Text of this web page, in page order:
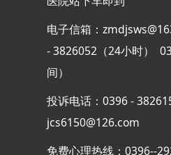
电子信箱：
- 3826052（24小时）
间）
投诉电话：0396 -
jcs6150@126.com
免费心理热线：0396--